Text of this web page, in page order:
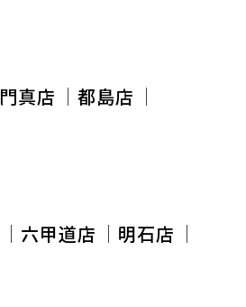
門真店
都島店
六甲道店
明石店